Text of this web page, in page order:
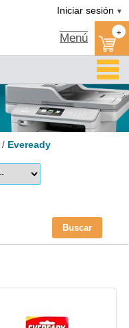
Iniciar sesión ▼
Menú +
/ Eveready
Buscar